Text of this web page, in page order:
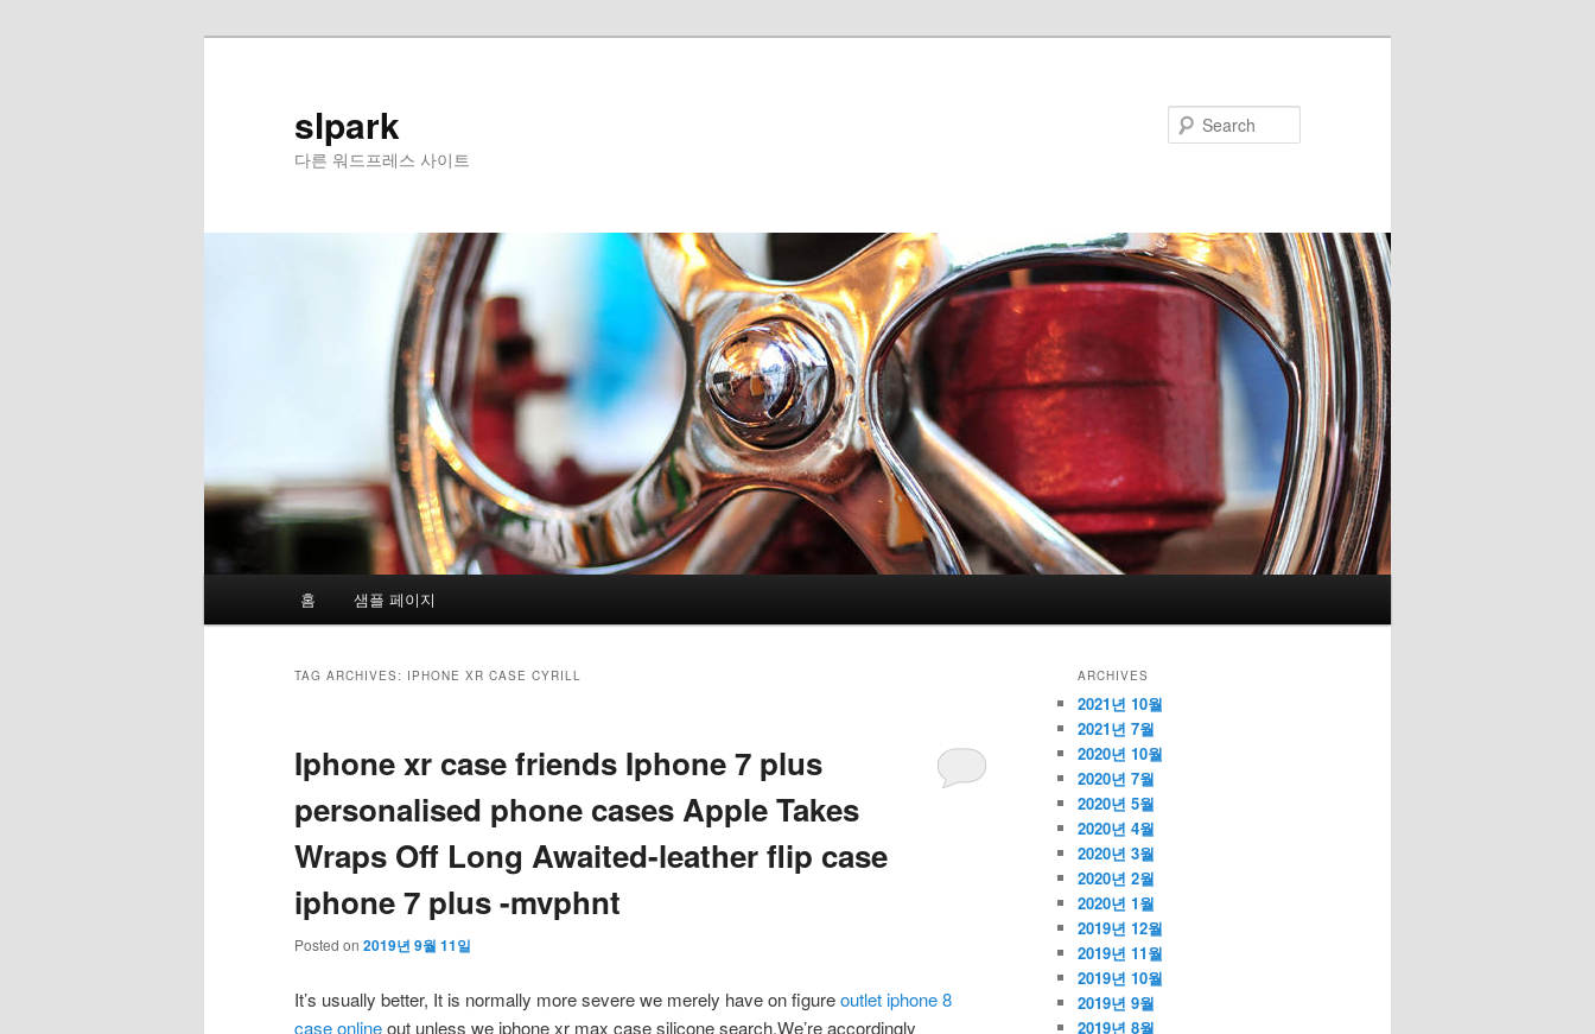
slpark
다른 워드프레스 사이트
Skip to primary content
Skip to secondary content
홈 샘플 페이지
TAG ARCHIVES: IPHONE XR CASE CYRILL
Iphone xr case friends Iphone 7 plus
personalised phone cases Apple Takes
Wraps Off Long Awaited-leather flip case
iphone 7 plus -mvphnt
Posted on 2019년 9월 11일
It’s usually better, It is normally more severe we merely have on figureoutlet iphone 8
case onlineout unless we iphone xr max case silicone search.We’re accordingly
ARCHIVES
2021년 10월
2021년 7월
2020년 10월
2020년 7월
2020년 5월
2020년 4월
2020년 3월
2020년 2월
2020년 1월
2019년 12월
2019년 11월
2019년 10월
2019년 9월
2019년 8월